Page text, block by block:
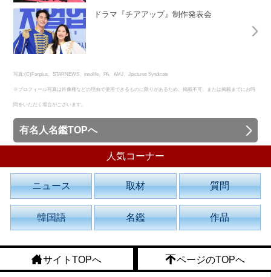
ドラマ『チアアップ』制作発表会
写真:(C)Fanplus、STARNEWS、innolife、PA、AMJ、Jpictures Syndicate
※プロフィール写真は肖像権などの理由で使用できるものに限りがあるため、掲載不可、または掲載までにお時
間をいただく場合がございます。
有名人名鑑TOPへ
人気コーナー
ニュース 取材 質問
韓国語 名鑑 作品
サイトTOPへ ページのTOPへ